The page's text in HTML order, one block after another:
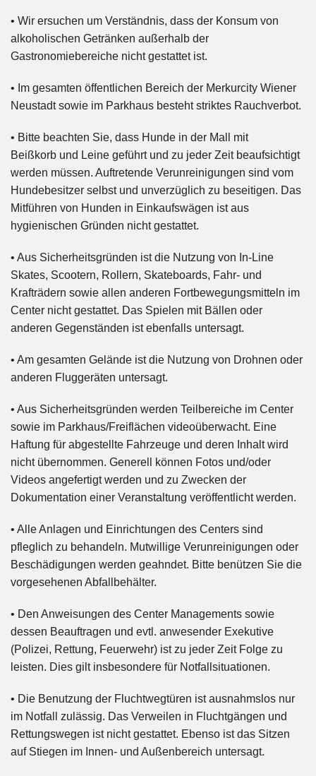
• Wir ersuchen um Verständnis, dass der Konsum von
alkoholischen Getränken außerhalb der
Gastronomiebereiche nicht gestattet ist.
• Im gesamten öffentlichen Bereich der Merkurcity Wiener
Neustadt sowie im Parkhaus besteht striktes Rauchverbot.
• Bitte beachten Sie, dass Hunde in der Mall mit
Beißkorb und Leine geführt und zu jeder Zeit beaufsichtigt
werden müssen. Auftretende Verunreinigungen sind vom
Hundebesitzer selbst und unverzüglich zu beseitigen. Das
Mitführen von Hunden in Einkaufswägen ist aus
hygienischen Gründen nicht gestattet.
• Aus Sicherheitsgründen ist die Nutzung von In-Line
Skates, Scootern, Rollern, Skateboards, Fahr- und
Krafträdern sowie allen anderen Fortbewegungsmitteln im
Center nicht gestattet. Das Spielen mit Bällen oder
anderen Gegenständen ist ebenfalls untersagt.
• Am gesamten Gelände ist die Nutzung von Drohnen oder
anderen Fluggeräten untersagt.
• Aus Sicherheitsgründen werden Teilbereiche im Center
sowie im Parkhaus/Freiflächen videoüberwacht. Eine
Haftung für abgestellte Fahrzeuge und deren Inhalt wird
nicht übernommen. Generell können Fotos und/oder
Videos angefertigt werden und zu Zwecken der
Dokumentation einer Veranstaltung veröffentlicht werden.
• Alle Anlagen und Einrichtungen des Centers sind
pfleglich zu behandeln. Mutwillige Verunreinigungen oder
Beschädigungen werden geahndet. Bitte benützen Sie die
vorgesehenen Abfallbehälter.
• Den Anweisungen des Center Managements sowie
dessen Beauftragen und evtl. anwesender Exekutive
(Polizei, Rettung, Feuerwehr) ist zu jeder Zeit Folge zu
leisten. Dies gilt insbesondere für Notfallsituationen.
• Die Benutzung der Fluchtwegtüren ist ausnahmslos nur
im Notfall zulässig. Das Verweilen in Fluchtgängen und
Rettungswegen ist nicht gestattet. Ebenso ist das Sitzen
auf Stiegen im Innen- und Außenbereich untersagt.